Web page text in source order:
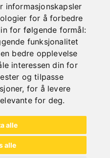
informasjonskapsler
for å forbedre
for følgende formål:
funksjonalitet
bedre opplevelse
interessen din for
og tilpasse
, for å levere
for deg.
alle
alle